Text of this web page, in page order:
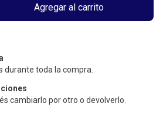
durante toda la compra.
cambiarlo por otro o devolverlo.